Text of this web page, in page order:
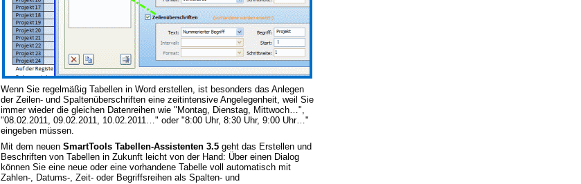
Wenn Sie regelmäßig Tabellen in Word erstellen, ist besonders das Anlegen
der Zeilen- und Spaltenüberschriften eine zeitintensive Angelegenheit, weil Sie
immer wieder die gleichen Datenreihen wie "Montag, Dienstag, Mittwoch…",
"08.02.2011, 09.02.2011, 10.02.2011…" oder "8:00 Uhr, 8:30 Uhr, 9:00 Uhr…"
eingeben müssen.
Mit dem neuen SmartTools Tabellen-Assistenten 3.5geht das Erstellen und
Beschriften von Tabellen in Zukunft leicht von der Hand: Über einen Dialog
können Sie eine neue oder eine vorhandene Tabelle voll automatisch mit
Zahlen-, Datums-, Zeit- oder Begriffsreihen als Spalten- und